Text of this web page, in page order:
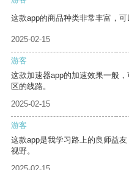
这款app的商品种类非常丰富，可
2025-02-15
游客
这款加速器app的加速效果一般
区的线路。
2025-02-15
游客
这款app是我学习路上的良师益
视野。